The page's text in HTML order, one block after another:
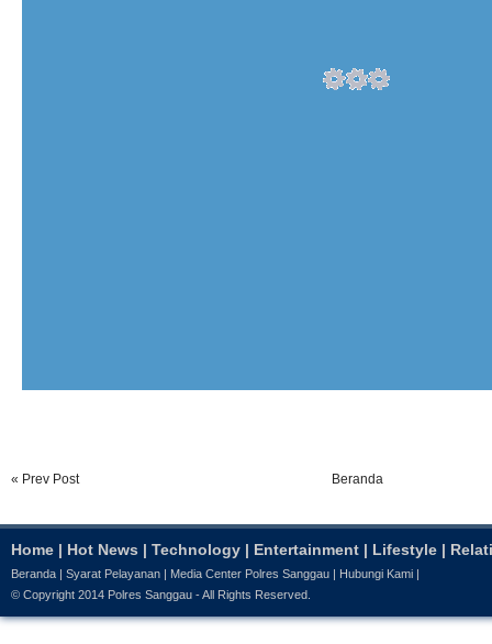
« Prev Post Beranda
Home | Hot News | Technology | Entertainment | Lifestyle |
Beranda Syarat Pelayanan Media Center Polres Sanggau Hubungi Kami
© Copyright 2014 Polres Sanggau - All Rights Reserved.